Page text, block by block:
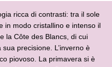
ricca di contrasti: tra il sole
in modo cristallino e intenso il
la Côte des Blancs, di cui
sua precisione. L’inverno è
piovoso. La primavera si è